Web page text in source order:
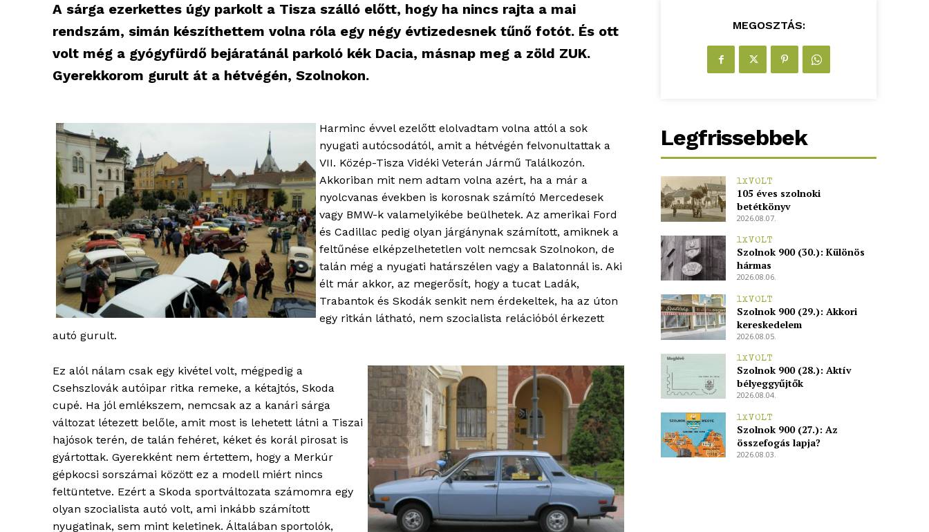
blogSZOLNOK
A sárga ezerkettes úgy parkolt a Tisza szálló előtt, hogy ha nincs rajta a mai
rendszám, simán készíthettem volna róla egy négy évtizedesnek tűnő fotót. És ott
volt még a gyógyfürdő bejáratánál parkoló kék Dacia, másnap meg a zöld ZUK.
Gyerekkorom gurult át a hétvégén, Szolnokon.
Harminc évvel ezelőtt elolvadtam volna attól a sok
nyugati autócsodától, amit a hétvégén felvonultattak a
VII. Közép-Tisza Vidéki Veterán Jármű Találkozón.
Akkoriban mit nem adtam volna azért, ha a már a
nyolcvanas években is korosnak számító Mercedesek
vagy BMW-k valamelyikébe beülhetek. Az amerikai Ford
és Cadillac pedig olyan járgánynak számított, amiknek a
feltűnése elképzelhetetlen volt nemcsak Szolnokon, de
talán még a nyugati határszélen vagy a Balatonnál is. Aki
élt már akkor, az megerősít, hogy a tucat Ladák,
Trabantok és Skodák senkit nem érdekeltek, ha az úton
egy ritkán látható, nem szocialista relációból érkezett
autó gurult.
Ez alól nálam csak egy kivétel volt, mégpedig a
Csehszlovák autóipar ritka remeke, a kétajtós, Skoda
cupé. Ha jól emlékszem, nemcsak az a kanári sárga
változat létezett belőle, amit most is lehetett látni a Tiszai
hajósok terén, de talán fehéret, kéket és korál pirosat is
gyártottak. Gyerekként nem értettem, hogy a Merkúr
gépkocsi sorszámai között ez a modell miért nincs
feltüntetve. Ezért a Skoda sportváltozata számomra egy
olyan szocialista autó volt, ami inkább számított
nyugatinak, sem mint keletinek. Általában sportolók,
MEGOSZTÁS:
Legfrissebbek
1XVOLT
105 éves szolnoki
betétkönyv
2026.08.07.
1XVOLT
Szolnok 900 (30.): Különös
hármas
2026.08.06.
1XVOLT
Szolnok 900 (29.): Akkori
kereskedelem
2026.08.05.
1XVOLT
Szolnok 900 (28.): Aktív
bélyeggyűjtők
2026.08.04.
1XVOLT
Szolnok 900 (27.): Az
összefogás lapja?
2026.08.03.